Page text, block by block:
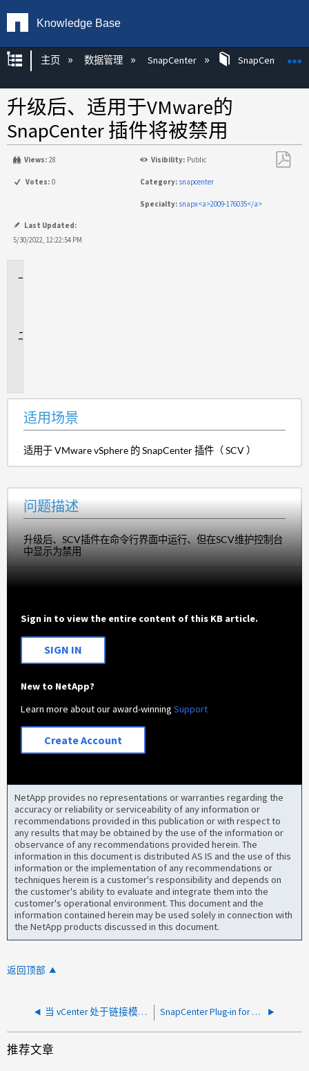
Knowledge Base
扩展/隐缩全局层次
主页 数据管理 SnapCenter SnapCenter知
升级后、适用于VMware的
SnapCenter 插件将被禁用
Views: 28 Visibility: Public
Votes: 0 Category: snapcenter
Specialty: snapx<a>2009-176035</a>
Last Updated:
5/30/2022, 12:22:54 PM
适用场景
适用于 VMware vSphere 的 SnapCenter 插件（ SCV ）
问题描述
升级后、SCV插件在命令行界面中运行、但在SCV维护控制台
中显示为禁用
Sign in to view the entire content of this KB article.
SIGN IN
New to NetApp?
Learn more about our award-winningSupport
Create Account
NetApp provides no representations or warranties regarding the
accuracy or reliability or serviceability of any information or
recommendations provided in this publication or with respect to
any results that may be obtained by the use of the information or
observance of any recommendations provided herein. The
information in this document is distributed AS IS and the use of this
information or the implementation of any recommendations or
techniques herein is a customer's responsibility and depends on
the customer's ability to evaluate and integrate them into the
customer's operational environment. This document and the
information contained herein may be used solely in connection with
the NetApp products discussed in this document.
返回顶部
当 vCenter 处于链接模式时、适用于 VMware 的 SnapCenter 插件不会显示对象 SnapCenter Plug-in for Windows 无法从 6.2P1 升级到 6.2.1
推荐文章